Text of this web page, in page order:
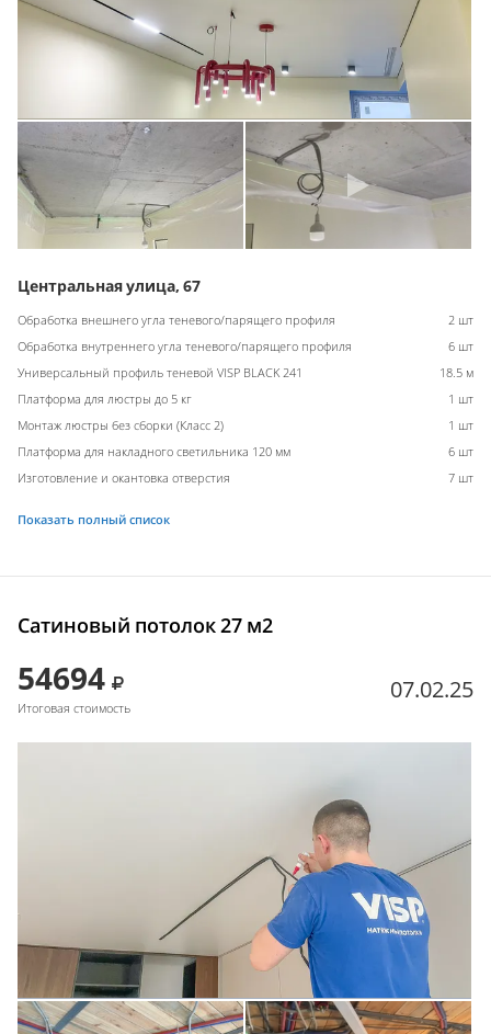
Центральная улица, 67
Обработка внешнего угла теневого/парящего профиля
2 шт
Обработка внутреннего угла теневого/парящего профиля
6 шт
Универсальный профиль теневой VISP BLACK 241
18.5 м
Платформа для люстры до 5 кг
1 шт
Монтаж люстры без сборки (Класс 2)
1 шт
Платформа для накладного светильника 120 мм
6 шт
Изготовление и окантовка отверстия
7 шт
Показать полный список
Сатиновый потолок 27 м2
54694
Итоговая стоимость
07.02.25